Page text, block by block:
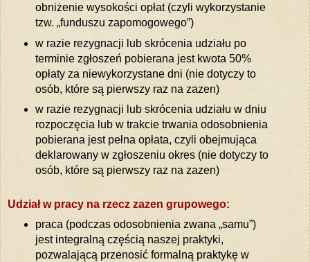
obniżenie wysokości opłat (czyli wykorzystanie
tzw. „funduszu zapomogowego”)
w razie rezygnacji lub skrócenia udziału po
terminie zgłoszeń pobierana jest kwota 50%
opłaty za niewykorzystane dni (nie dotyczy to
osób, które są pierwszy raz na zazen)
w razie rezygnacji lub skrócenia udziału w dniu
rozpoczęcia lub w trakcie trwania odosobnienia
pobierana jest pełna opłata, czyli obejmująca
deklarowany w zgłoszeniu okres (nie dotyczy to
osób, które są pierwszy raz na zazen)
Udział w pracy na rzecz zazen grupowego:
praca (podczas odosobnienia zwana „samu”)
jest integralną częścią naszej praktyki,
pozwalającą przenosić formalną praktykę w